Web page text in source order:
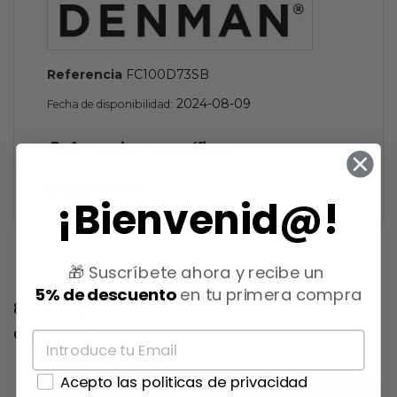
Referencia FC100D73SB
Fecha de disponibilidad: 2024-08-09
Referencias específicas
8 otros productos en la misma
categoría:
¡Bienvenid@!
🎁 Suscríbete ahora y recibe un
5% de descuentoen tu primera compra
Acepto las politicas de privacidad